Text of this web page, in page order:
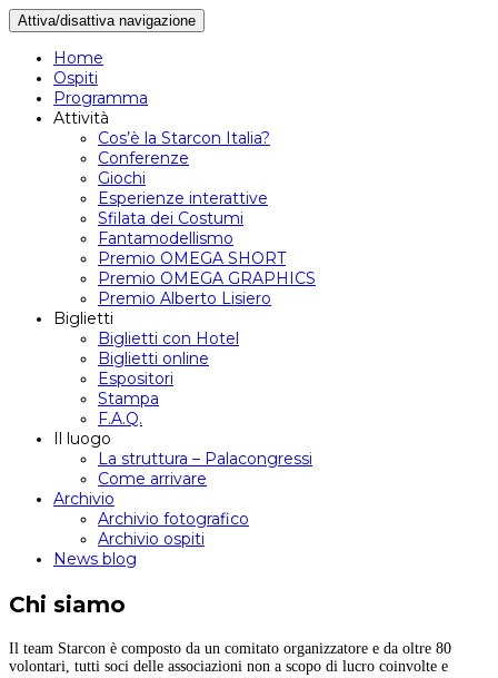
Attiva/disattiva navigazione
Home
Ospiti
Programma
Attività
Cos’è la Starcon Italia?
Conferenze
Giochi
Esperienze interattive
Sfilata dei Costumi
Fantamodellismo
Premio OMEGA SHORT
Premio OMEGA GRAPHICS
Premio Alberto Lisiero
Biglietti
Biglietti con Hotel
Biglietti online
Espositori
Stampa
F.A.Q.
Il luogo
La struttura – Palacongressi
Come arrivare
Archivio
Archivio fotografico
Archivio ospiti
News blog
Chi siamo
Il team Starcon è composto da un comitato organizzatore e da oltre 80
volontari, tutti soci delle associazioni non a scopo di lucro coinvolte e